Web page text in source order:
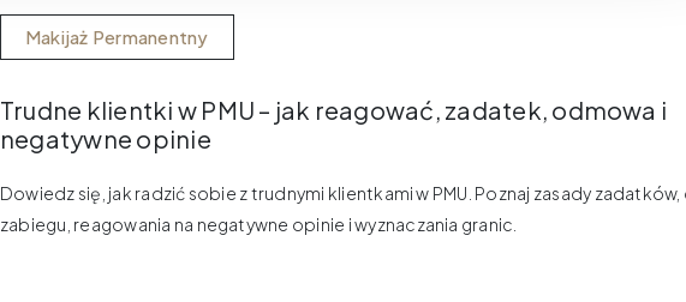
Makijaż Permanentny
Trudne klientki w PMU – jak reagować, zadatek, odmowa i
negatywne opinie
Dowiedz się, jak radzić sobie z trudnymi klientkami w PMU. Poznaj zasady
zabiegu, reagowania na negatywne opinie i wyznaczania granic.